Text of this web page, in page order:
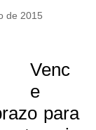
de 2015
Venc
e
para